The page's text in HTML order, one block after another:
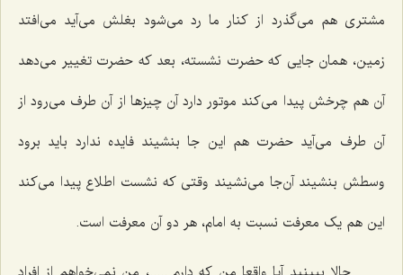
مشتری هم می‌گذرد از کنار ما رد می‌شود بغلش می‌آید می‌افتد
زمین، همان جایی که حضرت نشسته، بعد که حضرت تغییر می‌دهد
آن هم چرخش پیدا می‌کند موتور دارد آن چیزها از آن طرف می‌رود از
آن طرف می‌آید حضرت هم این جا بنشیند فایده ندارد باید برود
وسطش بنشیند آن‌جا می‌نشیند وقتی که نشست اطلاع پیدا می‌کند
این هم یک معرفت نسبت به امام، هر دو آن معرفت است.